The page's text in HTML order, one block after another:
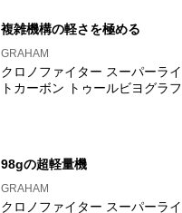
複雑機構の軽さを極める
GRAHAM
クロノファイター スーパーライ
トカーボン トゥールビヨグラフ
98gの超軽量機
GRAHAM
クロノファイター スーパーライ